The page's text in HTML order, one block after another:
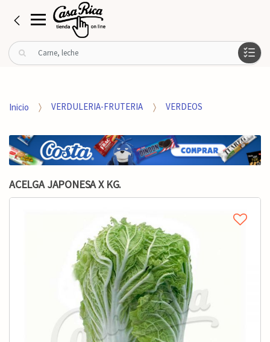
B
u
r
o
r
:
Inicio VERDULERIA-FRUTERIA VERDEOS
ACELGA JAPONESA X KG.